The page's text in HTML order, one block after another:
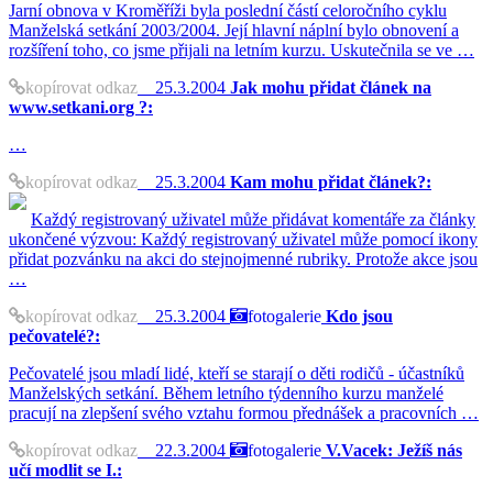
Jarní obnova v Kroměříži byla poslední částí celoročního cyklu
Manželská setkání 2003/2004. Její hlavní náplní bylo obnovení a
rozšíření toho, co jsme přijali na letním kurzu. Uskutečnila se ve …
kopírovat odkaz 25.3.2004 Jak mohu přidat článek na
www.setkani.org ?:
…
kopírovat odkaz 25.3.2004 Kam mohu přidat článek?:
Každý registrovaný uživatel může přidávat komentáře za články
ukončené výzvou: Každý registrovaný uživatel může pomocí ikony
přidat pozvánku na akci do stejnojmenné rubriky. Protože akce jsou
…
kopírovat odkaz 25.3.2004 fotogalerie Kdo jsou
pečovatelé?:
Pečovatelé jsou mladí lidé, kteří se starají o děti rodičů - účastníků
Manželských setkání. Během letního týdenního kurzu manželé
pracují na zlepšení svého vztahu formou přednášek a pracovních …
kopírovat odkaz 22.3.2004 fotogalerie V.Vacek: Ježíš nás
učí modlit se I.: